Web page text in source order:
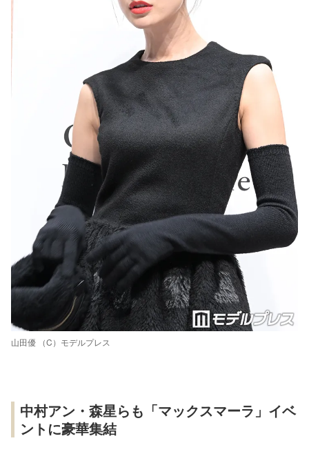
山田優 （C）モデルプレス
中村アン・森星らも「マックスマーラ」イベ
ントに豪華集結